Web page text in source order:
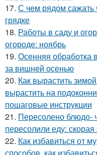
17. С чем рядом сажать
грядке
18. Работы в саду и
огороде: ноябрь
19. Осенняя обработка
за вишней осенью
20. Как вырастить
вырастить на
пошаговые инструкции
21. Пересолено блюдо-
пересолили еду:
22. Как избавиться от